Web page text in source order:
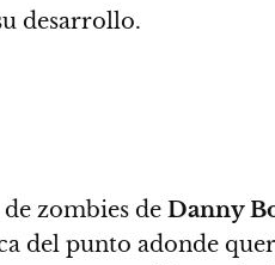
desarrollo.
zombies de Danny
del punto adonde